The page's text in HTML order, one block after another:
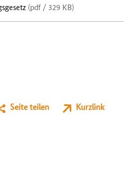
(pdf / 329 KB)
Seite teilen Kurzlink